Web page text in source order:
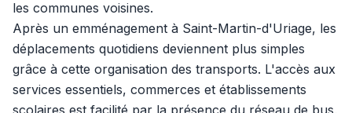
les communes voisines.
Après un emménagement à Saint-Martin-d'Uriage, les
déplacements quotidiens deviennent plus simples
grâce à cette organisation des transports. L'accès aux
services essentiels, commerces et établissements
scolaires est facilité par la présence du réseau de bus,